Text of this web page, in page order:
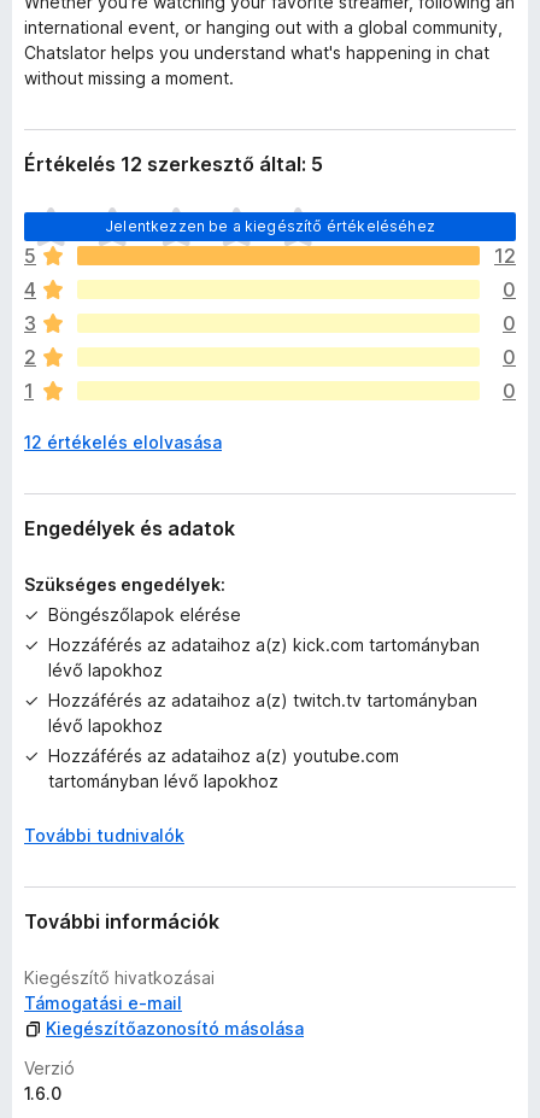
international event, or hanging out with a global community,
Chatslator helps you understand what's happening in chat
without missing a moment.
Értékelés 12 szerkesztő által: 5
Jelentkezzen be a kiegészítő értékeléséhez
M
é
g
n
i
n
c
s
n
k
c
a
o
é
é
é
e
k
5
12
4
0
3
0
2
0
1
0
12 értékelés elolvasása
Engedélyek és adatok
Szükséges engedélyek:
Böngészőlapok elérése
Hozzáférés az adataihoz a(z) kick.com tartományban
lévő lapokhoz
Hozzáférés az adataihoz a(z) twitch.tv tartományban
lévő lapokhoz
Hozzáférés az adataihoz a(z) youtube.com
tartományban lévő lapokhoz
További tudnivalók
További információk
Kiegészítő hivatkozásai
Támogatási e-mail
Kiegészítőazonosító másolása
Verzió
1.6.0